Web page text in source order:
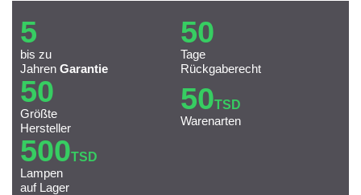
5
bis zu
Jahren Garantie
50
Tage
Rückgaberecht
50
Größte
Hersteller
50TSD
Warenarten
500TSD
Lampen
auf Lager